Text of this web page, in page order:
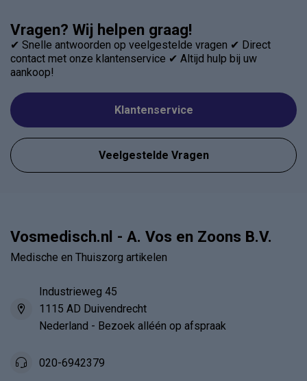
Vragen? Wij helpen graag!
✔ Snelle antwoorden op veelgestelde vragen ✔ Direct
contact met onze klantenservice ✔ Altijd hulp bij uw
aankoop!
Klantenservice
Veelgestelde Vragen
Vosmedisch.nl - A. Vos en Zoons B.V.
Medische en Thuiszorg artikelen
Industrieweg 45
1115 AD Duivendrecht
Nederland - Bezoek alléén op afspraak
020-6942379